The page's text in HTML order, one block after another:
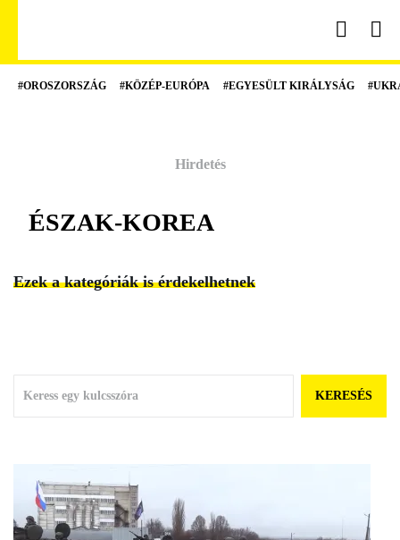
#OROSZORSZÁG #KÖZÉP-EURÓPA #EGYESÜLT KIRÁLYSÁG
ÉSZAK-KOREA
Ezek a kategóriák is érdekelhetnek
KERESÉS